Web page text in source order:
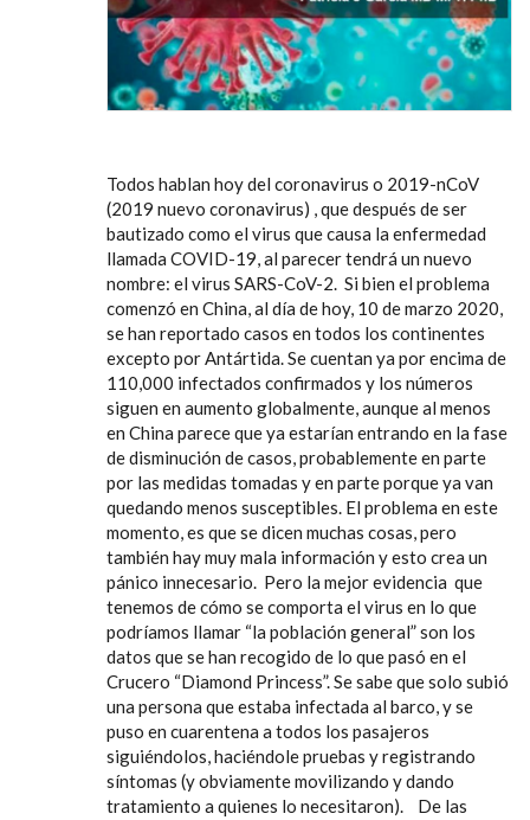
Todos hablan hoy del coronavirus o 2019-nCoV
(2019 nuevo coronavirus) , que después de ser
bautizado como el virus que causa la enfermedad
llamada COVID-19, al parecer tendrá un nuevo
nombre: el virus SARS-CoV-2. Si bien el problema
comenzó en China, al día de hoy, 10 de marzo 2020,
se han reportado casos en todos los continentes
excepto por Antártida. Se cuentan ya por encima de
110,000 infectados confirmados y los números
siguen en aumento globalmente, aunque al menos
en China parece que ya estarían entrando en la fase
de disminución de casos, probablemente en parte
por las medidas tomadas y en parte porque ya van
quedando menos susceptibles. El problema en este
momento, es que se dicen muchas cosas, pero
también hay muy mala información y esto crea un
pánico innecesario. Pero la mejor evidencia que
tenemos de cómo se comporta el virus en lo que
podríamos llamar “la población general” son los
datos que se han recogido de lo que pasó en el
Crucero “Diamond Princess”. Se sabe que solo subió
una persona que estaba infectada al barco, y se
puso en cuarentena a todos los pasajeros
siguiéndolos, haciéndole pruebas y registrando
síntomas (y obviamente movilizando y dando
tratamiento a quienes lo necesitaron). De las